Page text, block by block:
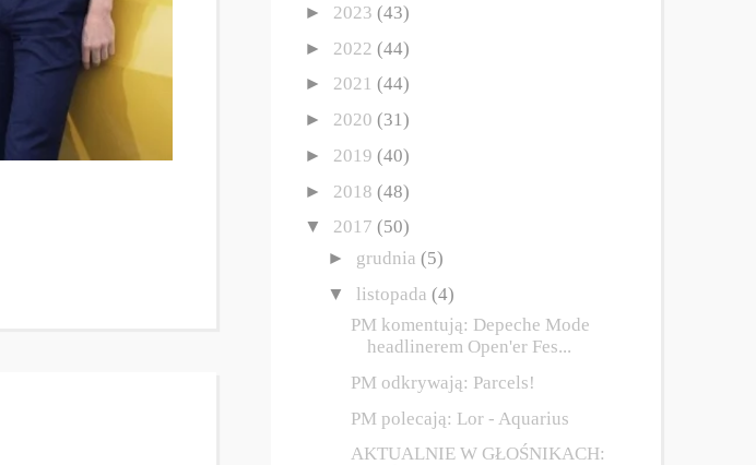
► 2023(43)
► 2022(44)
► 2021(44)
► 2020(31)
► 2019(40)
► 2018(48)
▼ 2017(50)
► grudnia (5)
▼ listopada (4)
PM komentują: Depeche Mode
headlinerem Open'er Fes...
PM odkrywają: Parcels!
PM polecają: Lor - Aquarius
AKTUALNIE W GŁOŚNIKACH: